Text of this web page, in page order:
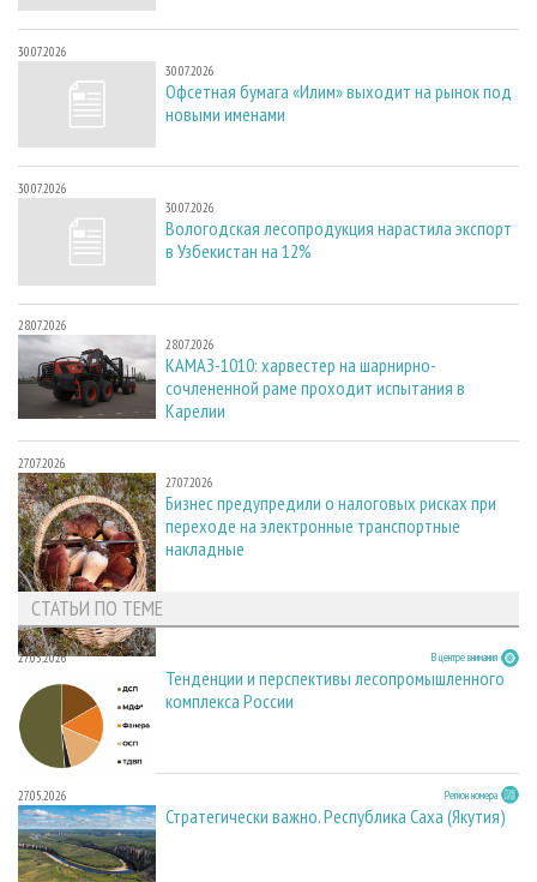
30.07.2026
30.07.2026
Офсетная бумага «Илим» выходит на рынок под
новыми именами
30.07.2026
30.07.2026
Вологодская лесопродукция нарастила экспорт
в Узбекистан на 12%
28.07.2026
28.07.2026
КАМАЗ-1010: харвестер на шарнирно-
сочлененной раме проходит испытания в
Карелии
27.07.2026
27.07.2026
Бизнес предупредили о налоговых рисках при
переходе на электронные транспортные
накладные
СТАТЬИ ПО ТЕМЕ
27.05.2026 В центре внимания
Тенденции и перспективы лесопромышленного
комплекса России
27.05.2026 Регион номера
Стратегически важно. Республика Саха (Якутия)